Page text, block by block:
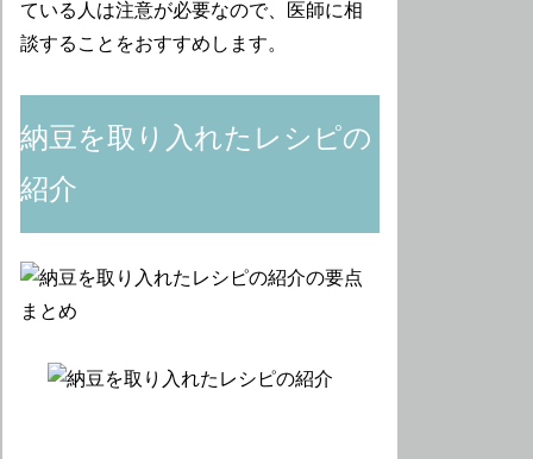
ている人は注意が必要なので、医師に相
談することをおすすめします。
納豆を取り入れたレシピの
紹介